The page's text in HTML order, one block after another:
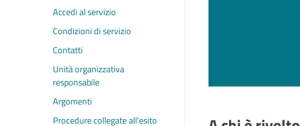
Accedi al servizio
Condizioni di servizio
Contatti
Unità organizzativa
responsabile
Argomenti
Procedure collegate all'esito